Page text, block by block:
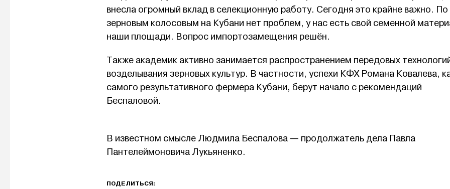
внесла огромный вклад в селекционную работу. Сегодня это крайне важно. По
зерновым колосовым на Кубани нет проблем, у нас есть свой семенной
наши площади. Вопрос импортозамещения решён.
Также академик активно занимается распространением передовых
возделывания зерновых культур. В частности, успехи КФХ Романа Ковалева,
самого результативного фермера Кубани, берут начало с рекомендаций
Беспаловой.
В известном смысле Людмила Беспалова — продолжатель дела Павла
Пантелеймоновича Лукьяненко.
ПОДЕЛИТЬСЯ: